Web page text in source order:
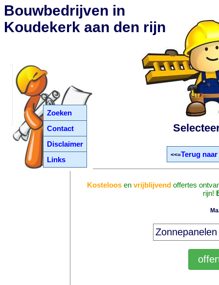
Zoeken
Contact
Disclaimer
Links
Bouwbedrijven in
Koudekerk aan den rijn
<<=Terug
Kosteloosen vrijblijvendoffertes
rijn!